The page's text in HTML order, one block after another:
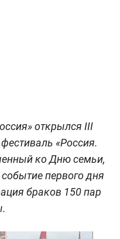
открылся III
«Россия.
ко Дню семьи,
первого дня
браков 150 пар